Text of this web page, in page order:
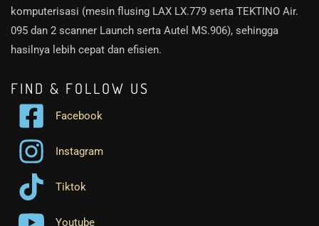
komputerisasi (mesin flusing LAX LX.779 serta TEKTINO Air.
095 dan 2 scanner Launch serta Autel MS.906), sehingga
hasilnya lebih cepat dan efisien.
FIND & FOLLOW US
Facebook
Instagram
Tiktok
Youtube